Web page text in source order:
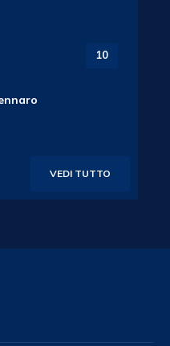
10
VEDI TUTTO